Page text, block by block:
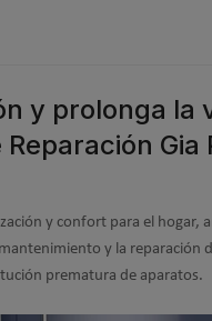
y prolonga la
Gia
y confort para el hogar,
y la
prematura de aparatos.